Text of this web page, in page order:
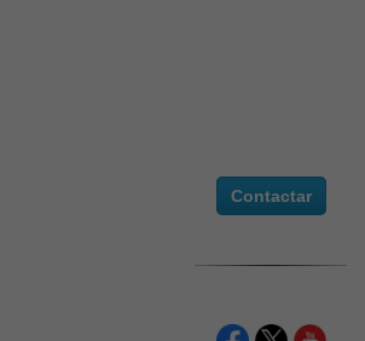
Contactar